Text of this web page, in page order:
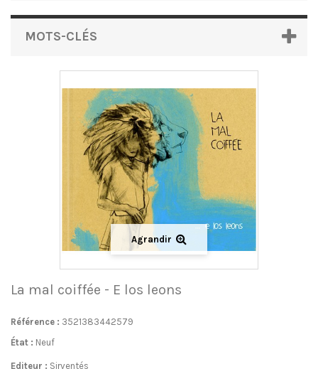
MOTS-CLÉS
Agrandir
La mal coiffée - E los leons
Référence : 3521383442579
État : Neuf
Editeur : Sirventés